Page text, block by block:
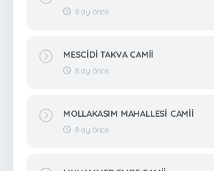
8 ay önce
MESCİDİ TAKVA CAMİİ
8 ay önce
MOLLAKASIM MAHALLESİ CAMİİ
8 ay önce